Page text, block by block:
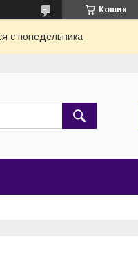
Кошик
с понедельника